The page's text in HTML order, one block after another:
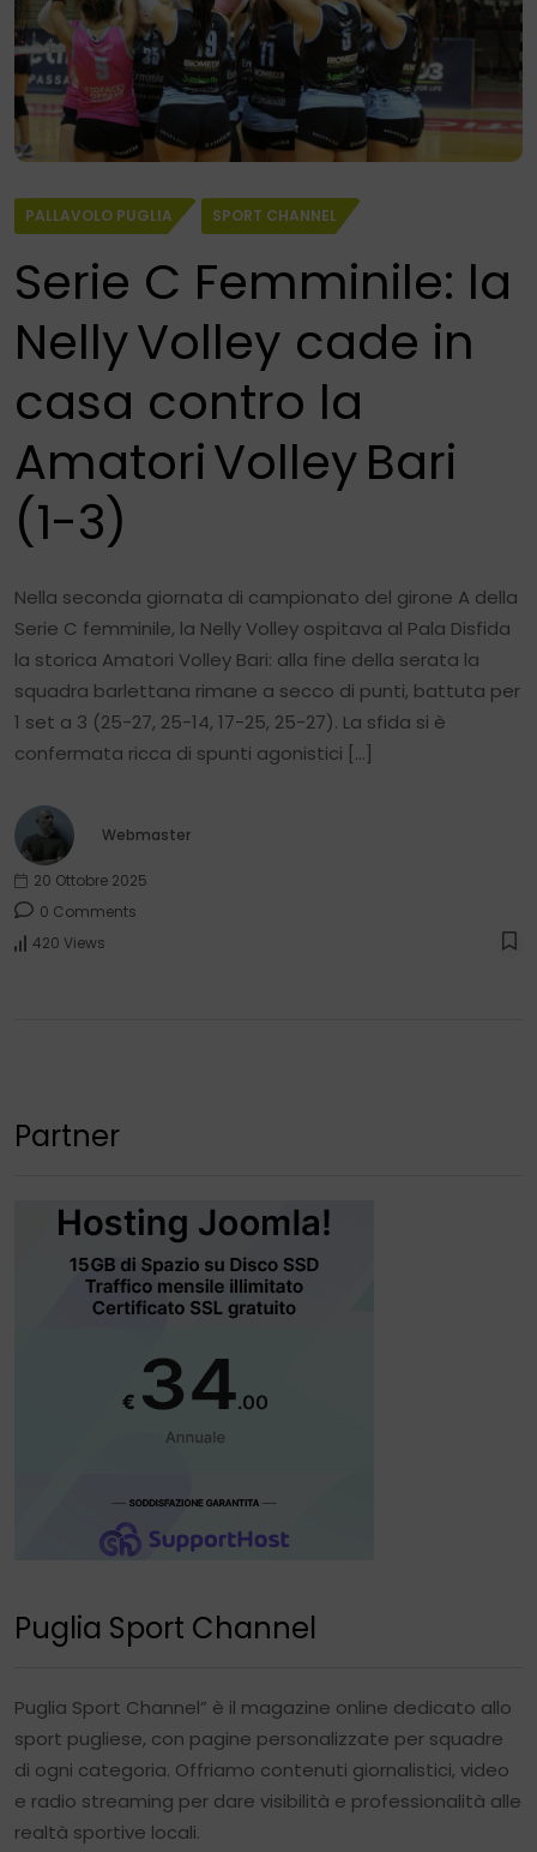
PALLAVOLO PUGLIA SPORT CHANNEL
Serie C Femminile: la
Nelly Volley cade in
casa contro la
Amatori Volley Bari
(1-3)
Nella seconda giornata di campionato del girone A della
Serie C femminile, la Nelly Volley ospitava al Pala Disfida
la storica Amatori Volley Bari: alla fine della serata la
squadra barlettana rimane a secco di punti, battuta per
1 set a 3 (25-27, 25-14, 17-25, 25-27). La sfida si è
confermata ricca di spunti agonistici […]
Webmaster
20 Ottobre 2025
0 Comments
420 Views
Partner
Puglia Sport Channel
Puglia Sport Channel” è il magazine online dedicato allo
sport pugliese, con pagine personalizzate per squadre
di ogni categoria. Offriamo contenuti giornalistici, video
e radio streaming per dare visibilità e professionalità alle
realtà sportive locali.